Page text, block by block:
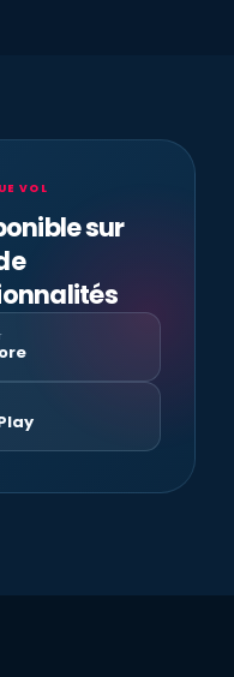
VOL
sur